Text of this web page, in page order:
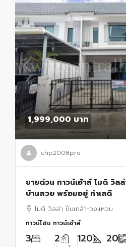
1,999,000 บาท
chp2008pro
ขายด่วน ทาวน์เฮ้าส์ โมดิ วิล
บ้านสวย พร้อมอยู่ ทำเลดี
โมดิ วิลล่า ปิ่นเกล้า-วงแหวน
ทาวน์โฮม ทาวน์เฮ้าส์
3 2 120 20